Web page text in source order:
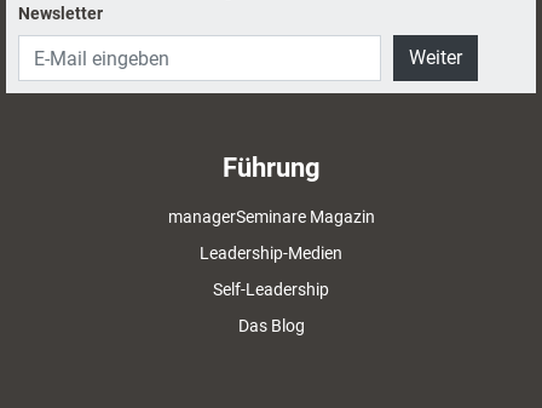
Newsletter
Weiter
Führung
managerSeminare Magazin
Leadership-Medien
Self-Leadership
Das Blog